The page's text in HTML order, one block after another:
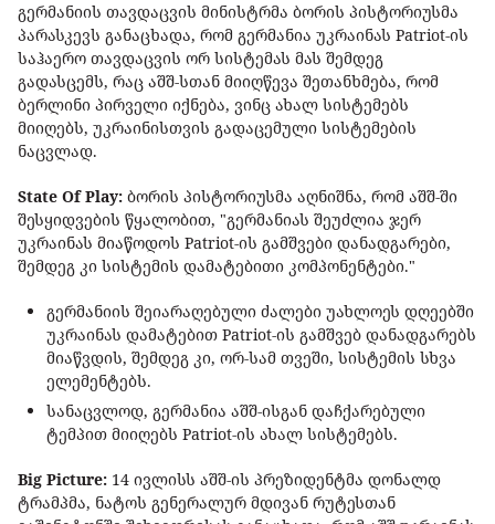
გერმანიის თავდაცვის მინისტრმა ბორის პისტორიუსმა
პარასკევს განაცხადა, რომ გერმანია უკრაინას Patriot-ის
საჰაერო თავდაცვის ორ სისტემას მას შემდეგ
გადასცემს, რაც აშშ-სთან მიიღწევა შეთანხმება, რომ
ბერლინი პირველი იქნება, ვინც ახალ სისტემებს
მიიღებს, უკრაინისთვის გადაცემული სისტემების
ნაცვლად.
State Of Play: ბორის პისტორიუსმა აღნიშნა, რომ აშშ-ში
შესყიდვების წყალობით, "გერმანიას შეუძლია ჯერ
უკრაინას მიაწოდოს Patriot-ის გამშვები დანადგარები,
შემდეგ კი სისტემის დამატებითი კომპონენტები."
გერმანიის შეიარაღებული ძალები უახლოეს დღეებში
უკრაინას დამატებით Patriot-ის გამშვებ დანადგარებს
მიაწვდის, შემდეგ კი, ორ-სამ თვეში, სისტემის სხვა
ელემენტებს.
სანაცვლოდ, გერმანია აშშ-ისგან დაჩქარებული
ტემპით მიიღებს Patriot-ის ახალ სისტემებს.
Big Picture: 14 ივლისს აშშ-ის პრეზიდენტმა დონალდ
ტრამპმა, ნატოს გენერალურ მდივან რუტესთან